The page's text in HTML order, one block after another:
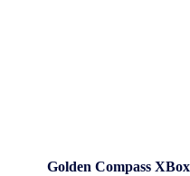
Golden Compass